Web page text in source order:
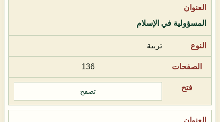
المسؤولية في الإسلام
تربية
136
تصفح